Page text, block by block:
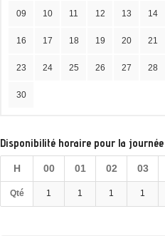
09 10 11 12 13 14
16 17 18 19 20 21
23 24 25 26 27 28
30
Disponibilité horaire pour la
H 00 01 02 03
Qté 1 1 1 1